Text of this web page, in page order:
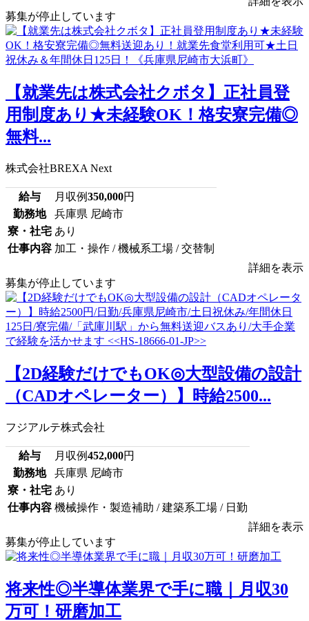
募集が停止しています
【就業先は株式会社クボタ】正社員登
用制度あり★未経験OK！格安寮完備◎
無料...
株式会社BREXA Next
給与 月収例350,000円
勤務地
兵庫県 尼崎市
寮・社宅 あり
仕事内容 加工・操作 / 機械系工場 / 交替制
詳細を表示
募集が停止しています
【2D経験だけでもOK◎大型設備の設計
（CADオペレーター）】時給2500...
フジアルテ株式会社
給与 月収例452,000円
勤務地
兵庫県 尼崎市
寮・社宅 あり
仕事内容 機械操作・製造補助 / 建築系工場 / 日勤
詳細を表示
募集が停止しています
将来性◎半導体業界で手に職｜月収30
万可！研磨加工